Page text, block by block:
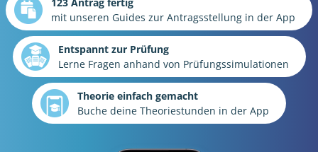
mit unseren Guides zur Antragsstellung in der App
Entspannt zur Prüfung
Lerne Fragen anhand von Prüfungssimulationen
Theorie einfach gemacht
Buche deine Theoriestunden in der App